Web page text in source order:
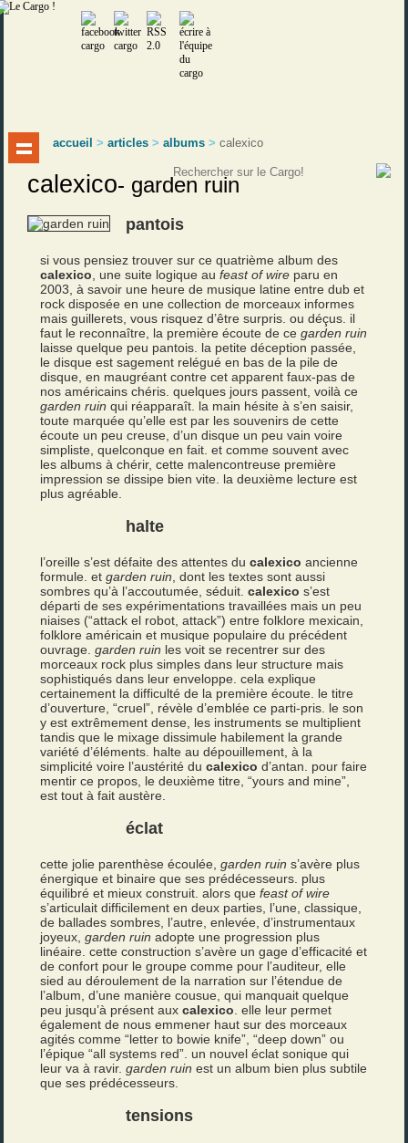
accueil >articles >albums >calexico
calexico- garden ruin
pantois
si vous pensiez trouver sur ce quatrième album des
calexico , une suite logique aufeast of wire paru en
2003, à savoir une heure de musique latine entre dub et
rock disposée en une collection de morceaux informes
mais guillerets, vous risquez d’être surpris. ou déçus. il
faut le reconnaître, la première écoute de cegarden ruin
laisse quelque peu pantois. la petite déception passée,
le disque est sagement relégué en bas de la pile de
disque, en maugréant contre cet apparent faux-pas de
nos américains chéris. quelques jours passent, voilà ce
garden ruin qui réapparaît. la main hésite à s’en saisir,
toute marquée qu’elle est par les souvenirs de cette
écoute un peu creuse, d’un disque un peu vain voire
simpliste, quelconque en fait. et comme souvent avec
les albums à chérir, cette malencontreuse première
impression se dissipe bien vite. la deuxième lecture est
plus agréable.
halte
l’oreille s’est défaite des attentes ducalexico ancienne
formule. etgarden ruin , dont les textes sont aussi
sombres qu’à l’accoutumée, séduit.calexico s’est
départi de ses expérimentations travaillées mais un peu
niaises (“attack el robot, attack”) entre folklore mexicain,
folklore américain et musique populaire du précédent
ouvrage.garden ruin les voit se recentrer sur des
morceaux rock plus simples dans leur structure mais
sophistiqués dans leur enveloppe. cela explique
certainement la difficulté de la première écoute. le titre
d’ouverture, “cruel”, révèle d’emblée ce parti-pris. le son
y est extrêmement dense, les instruments se multiplient
tandis que le mixage dissimule habilement la grande
variété d’éléments. halte au dépouillement, à la
simplicité voire l’austérité ducalexico d’antan. pour faire
mentir ce propos, le deuxième titre, “yours and mine”,
est tout à fait austère.
éclat
cette jolie parenthèse écoulée,garden ruin s’avère plus
énergique et binaire que ses prédécesseurs. plus
équilibré et mieux construit. alors quefeast of wire
s’articulait difficilement en deux parties, l’une, classique,
de ballades sombres, l’autre, enlevée, d’instrumentaux
joyeux,garden ruin adopte une progression plus
linéaire. cette construction s’avère un gage d’efficacité et
de confort pour le groupe comme pour l’auditeur, elle
sied au déroulement de la narration sur l’étendue de
l’album, d’une manière cousue, qui manquait quelque
peu jusqu’à présent auxcalexico . elle leur permet
également de nous emmener haut sur des morceaux
agités comme “letter to bowie knife”, “deep down” ou
l’épique “all systems red”. un nouvel éclat sonique qui
leur va à ravir.garden ruin est un album bien plus subtile
que ses prédécesseurs.
tensions